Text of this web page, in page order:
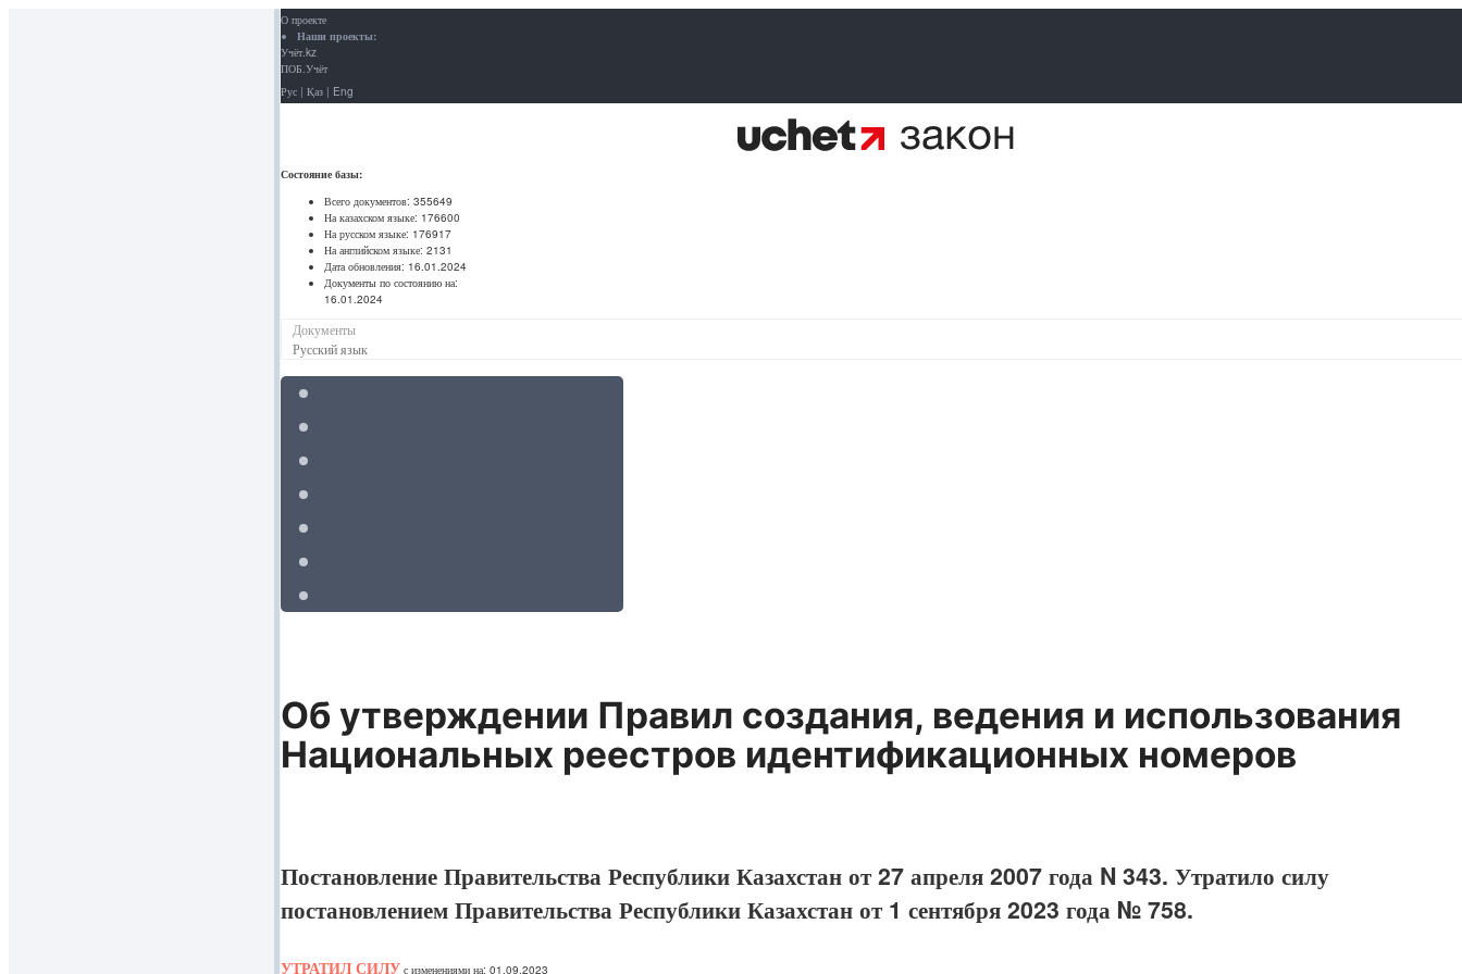
О проекте
Наши проекты:
Учёт.kz
ПОБ.Учёт
Рус | Қаз | Eng
Состояние базы:
Всего документов: 355649
На казахском языке: 176600
На русском языке: 176917
На английском языке: 2131
Дата обновления: 16.01.2024
Документы по состоянию на:
16.01.2024
Документы
Русский язык
Об утверждении Правил создания, ведения и использования
Национальных реестров идентификационных номеров
Постановление Правительства Республики Казахстан от 27 апреля 2007 года N 343. Утратило силу
постановлением Правительства Республики Казахстан от 1 сентября 2023 года № 758.
УТРАТИЛ СИЛУ с изменениями на: 01.09.2023